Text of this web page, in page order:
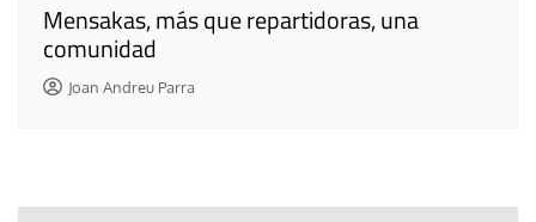
Mensakas, más que repartidoras, una
comunidad
Joan Andreu Parra